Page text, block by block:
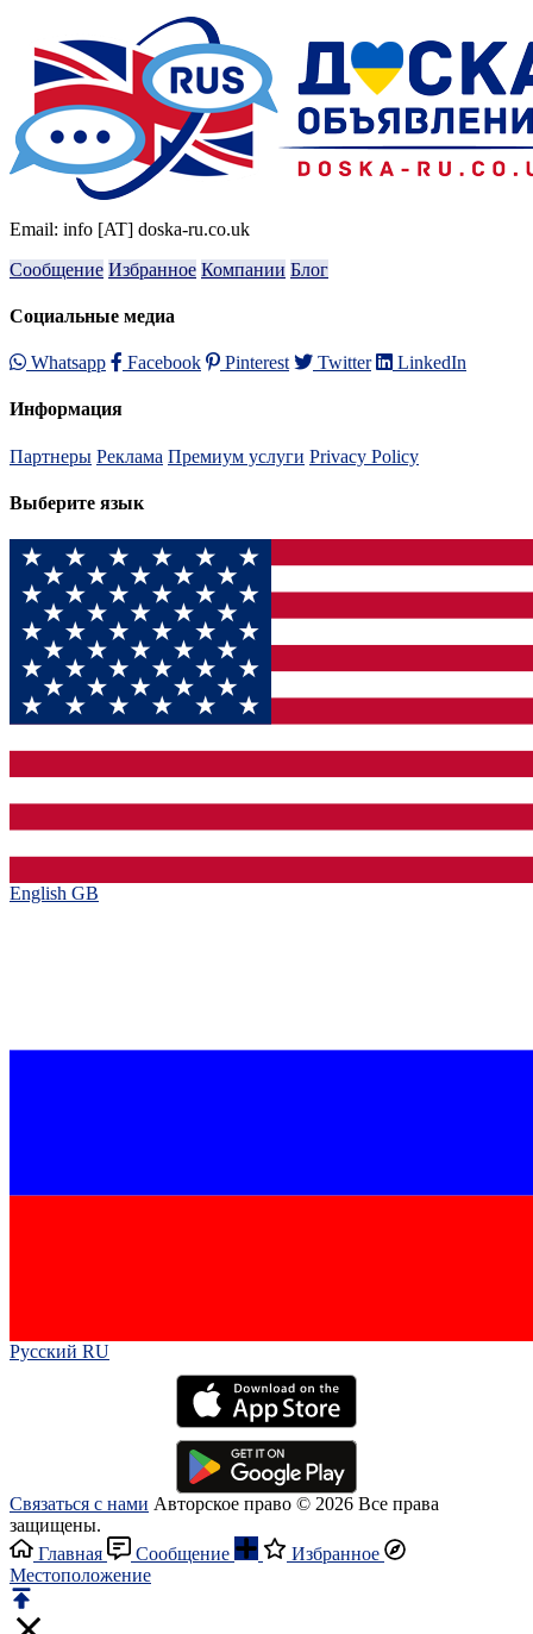
Email: info [AT] doska-ru.co.uk
Сообщение Избранное Компании Блог
Социальные медиа
Whatsapp Facebook Pinterest Twitter LinkedIn
Информация
Партнеры Реклама Премиум услуги Privacy Policy
Выберите язык
English GB‎
Русский RU‎
Связаться с нами Авторское право © 2026 Все права
защищены.
Главная
Сообщение
Избранное
Местоположение